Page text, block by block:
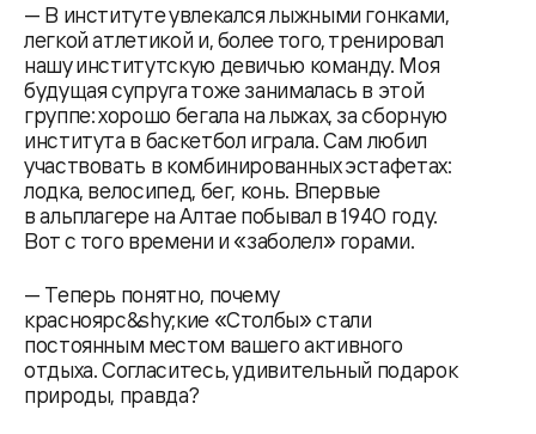
— В институте увлекался лыжными гонками,
легкой атлетикой и, более того, тренировал
нашу институтскую девичью команду. Моя
будущая супруга тоже занималась в этой
группе: хорошо бегала на лыжах, за сборную
института в баскетбол играла. Сам любил
участвовать в комбинированных эстафетах:
лодка, велосипед, бег, конь. Впервые
в альплагере на Алтае побывал в 1940 году.
Вот с того времени и «заболел» горами.
— Теперь понятно, почему
красноярс&shy;кие «Столбы» стали
постоянным местом вашего активного
отдыха. Согласитесь, удивительный подарок
природы, правда?